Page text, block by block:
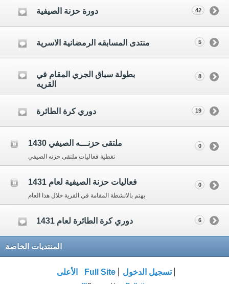
دورة حزنة الصيفية 42
منتدى المسابقه الرمضانية الاسرية 5
بطولة سباق الجري المقام في
القريه
8
دوري كرة الطائرة 19
ملتقى حزنـــه الصيفي 1430
تغطية فعاليات ملتقى حزنه الصيفي
0
فعاليات حزنة الصيفية لعام 1431
يهتم بالانشطة المقامة في القرية خلال هذا العام
0
دوري كرة الطائرة لعام 1431 6
المنتديات الخاصة
تسجيل الدخول Full Site الأعلى